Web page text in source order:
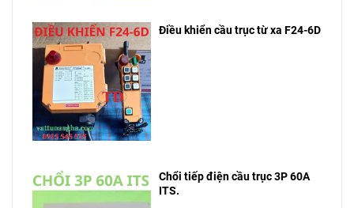
Điều khiển cầu trục từ xa F24-6D
Chổi tiếp điện cầu trục 3P 60A
ITS.